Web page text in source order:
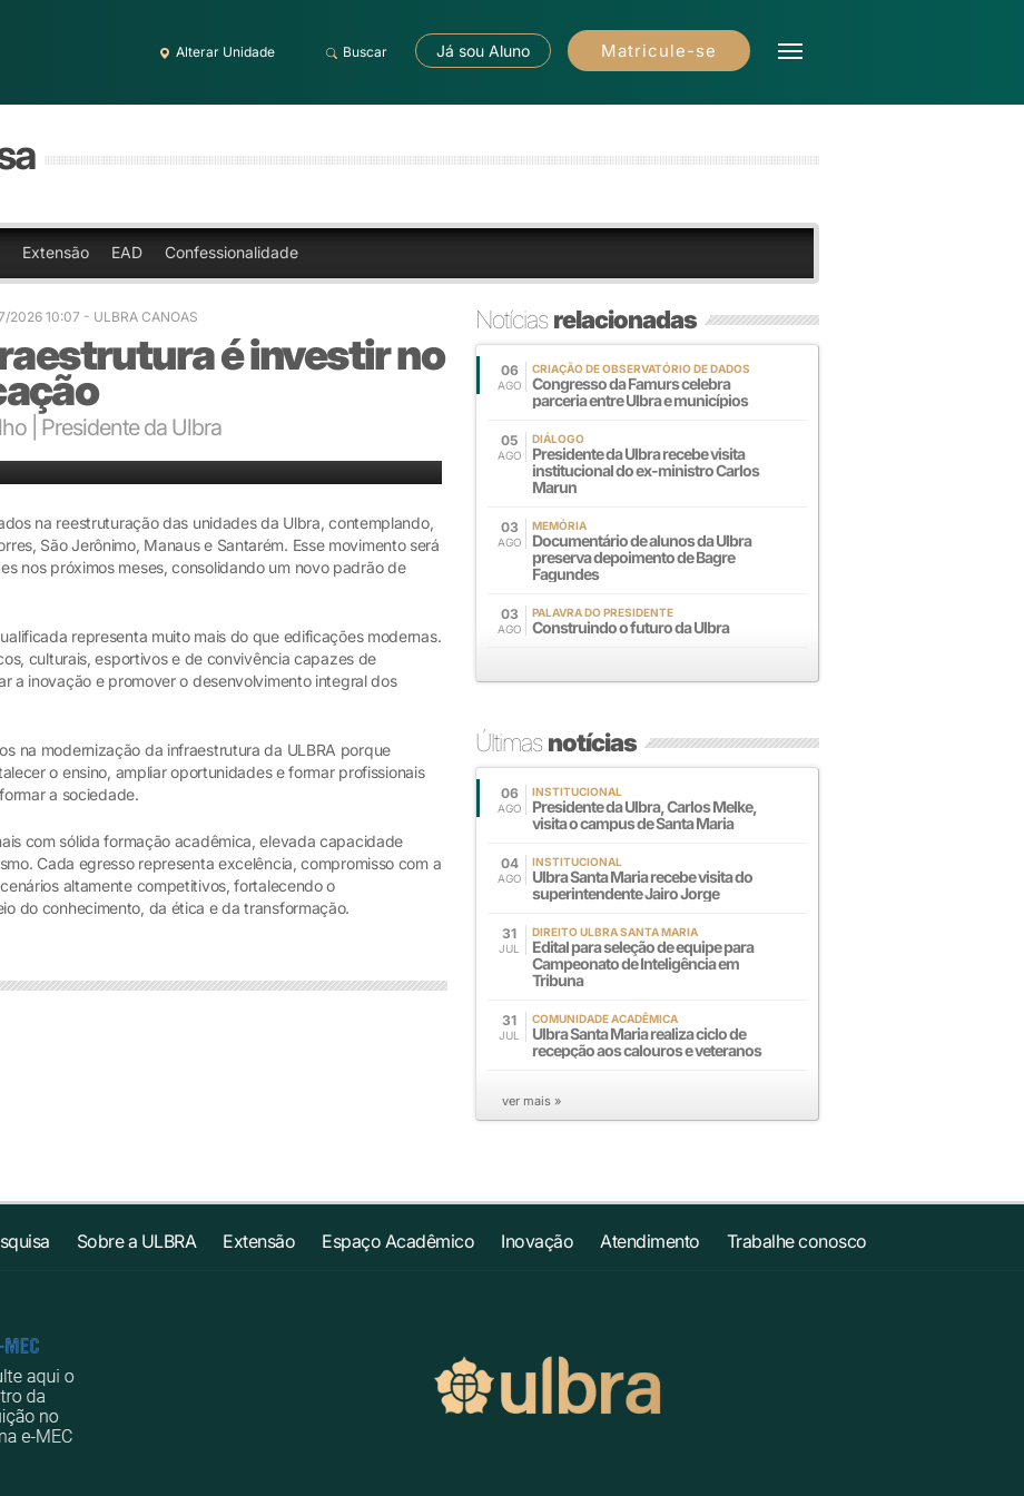
Alterar Unidade Buscar Já sou Aluno Matricule-se
Extensão EAD Confessionalidade
2026 10:07 - ULBRA CANOAS
é investir no
| Presidente da Ulbra
na reestruturação das unidades da Ulbra, contemplando,
São Jerônimo, Manaus e Santarém. Esse movimento será
nos próximos meses, consolidando um novo padrão de
representa muito mais do que edificações modernas.
culturais, esportivos e de convivência capazes de
a inovação e promover o desenvolvimento integral dos
na modernização da infraestrutura da ULBRA porque
o ensino, ampliar oportunidades e formar profissionais
a sociedade.
com sólida formação acadêmica, elevada capacidade
Cada egresso representa excelência, compromisso com a
altamente competitivos, fortalecendo o
do conhecimento, da ética e da transformação.
Notíciasrelacionadas
06
AGO
CRIAÇÃO DE OBSERVATÓRIO DE DADOS
Congresso da Famurs celebra
parceria entre Ulbra e municípios
05
AGO
DIÁLOGO
Presidente da Ulbra recebe visita
institucional do ex-ministro Carlos
Marun
03
AGO
MEMÓRIA
Documentário de alunos da Ulbra
preserva depoimento de Bagre
Fagundes
03
AGO
PALAVRA DO PRESIDENTE
Construindo o futuro da Ulbra
Últimasnotícias
06
AGO
INSTITUCIONAL
Presidente da Ulbra, Carlos Melke,
visita o campus de Santa Maria
04
AGO
INSTITUCIONAL
Ulbra Santa Maria recebe visita do
superintendente Jairo Jorge
31
JUL
DIREITO ULBRA SANTA MARIA
Edital para seleção de equipe para
Campeonato de Inteligência em
Tribuna
31
JUL
COMUNIDADE ACADÊMICA
Ulbra Santa Maria realiza ciclo de
recepção aos calouros e veteranos
ver mais »
Sobre a ULBRA Extensão Espaço Acadêmico Inovação Atendimento Trabalhe conosco